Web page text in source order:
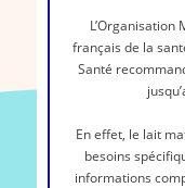
français de la
Santé
En effet, le lait
besoins
informations